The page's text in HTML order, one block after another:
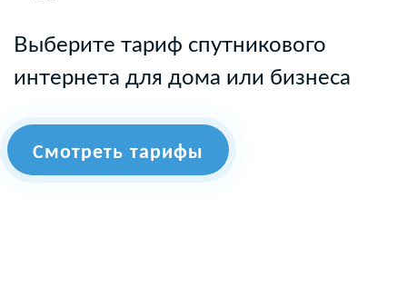
Выберите тариф спутникового
интернета для дома или бизнеса
Смотреть тарифы